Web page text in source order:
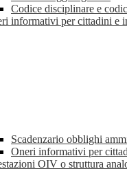
Codice disciplinare e
informativi per cittadini e
Scadenzario obblighi
Oneri informativi per
OIV o struttura